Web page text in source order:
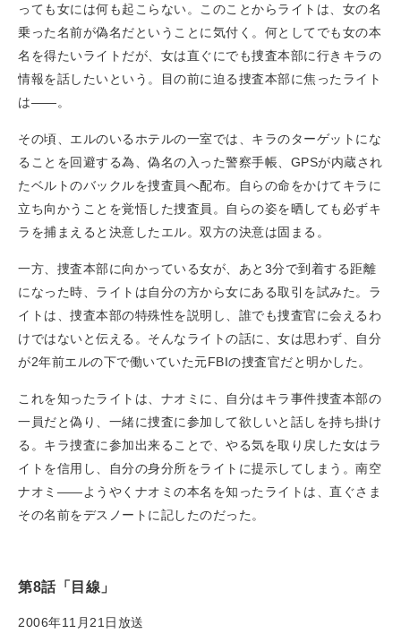
っても女には何も起こらない。このことからライトは、女の名
乗った名前が偽名だということに気付く。何としてでも女の本
名を得たいライトだが、女は直ぐにでも捜査本部に行きキラの
情報を話したいという。目の前に迫る捜査本部に焦ったライト
は——。
その頃、エルのいるホテルの一室では、キラのターゲットにな
ることを回避する為、偽名の入った警察手帳、GPSが内蔵され
たベルトのバックルを捜査員へ配布。自らの命をかけてキラに
立ち向かうことを覚悟した捜査員。自らの姿を晒しても必ずキ
ラを捕まえると決意したエル。双方の決意は固まる。
一方、捜査本部に向かっている女が、あと3分で到着する距離
になった時、ライトは自分の方から女にある取引を試みた。ラ
イトは、捜査本部の特殊性を説明し、誰でも捜査官に会えるわ
けではないと伝える。そんなライトの話に、女は思わず、自分
が2年前エルの下で働いていた元FBIの捜査官だと明かした。
これを知ったライトは、ナオミに、自分はキラ事件捜査本部の
一員だと偽り、一緒に捜査に参加して欲しいと話しを持ち掛け
る。キラ捜査に参加出来ることで、やる気を取り戻した女はラ
イトを信用し、自分の身分所をライトに提示してしまう。南空
ナオミ——ようやくナオミの本名を知ったライトは、直ぐさま
その名前をデスノートに記したのだった。
第8話「目線」
2006年11月21日放送